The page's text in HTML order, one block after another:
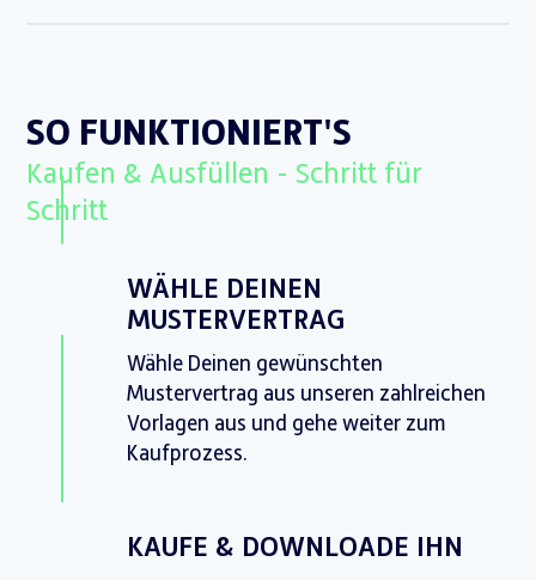
SO FUNKTIONIERT'S
Kaufen & Ausfüllen - Schritt für
Schritt
WÄHLE DEINEN
MUSTERVERTRAG
Wähle Deinen gewünschten
Mustervertrag aus unseren zahlreichen
Vorlagen aus und gehe weiter zum
Kaufprozess.
KAUFE & DOWNLOADE IHN